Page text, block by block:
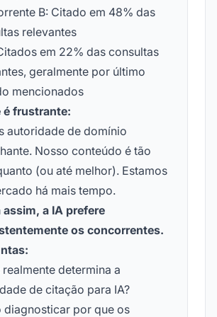
B: Citado em 48% das
relevantes
em 22% das consultas
geralmente por último
mencionados
é frustrante:
autoridade de domínio
Nosso conteúdo é tão
(ou até melhor). Estamos
há mais tempo.
assim, a IA prefere
os concorrentes.
realmente determina a
de citação para IA?
diagnosticar por que os